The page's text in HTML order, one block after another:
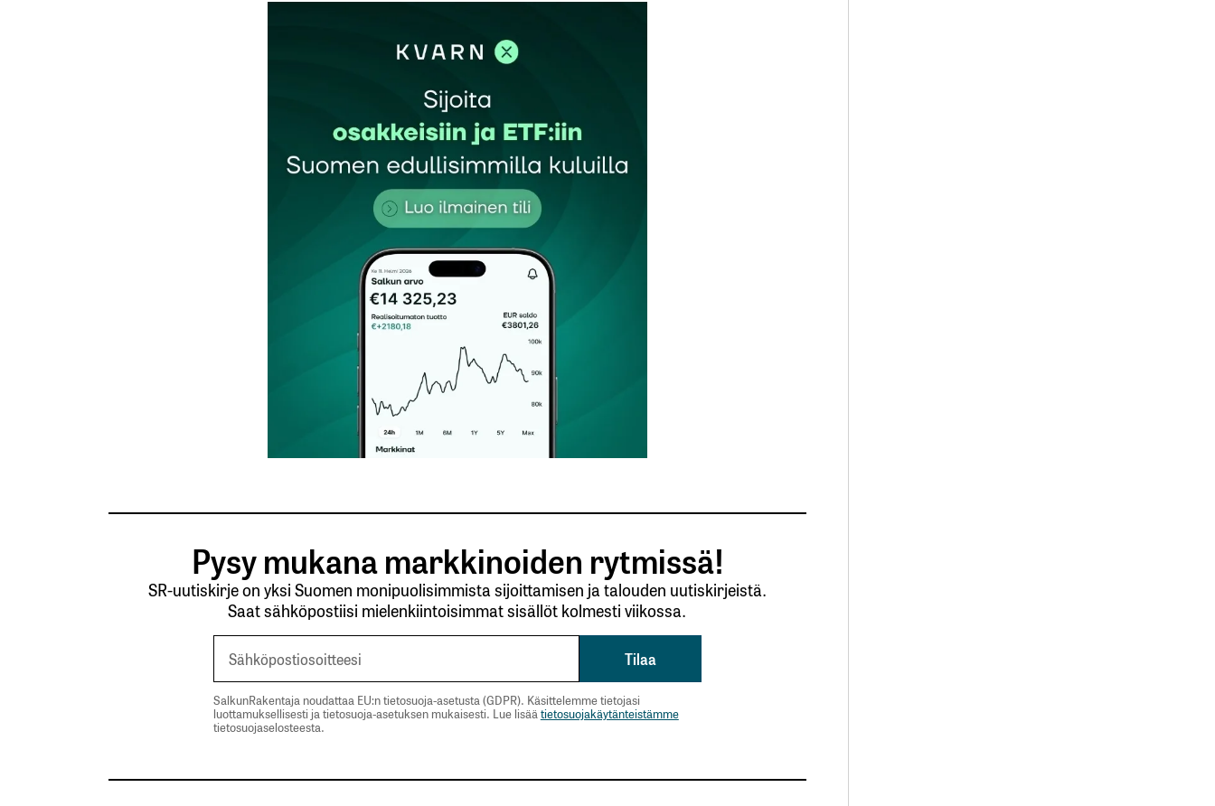
Pakolliset kentät on merkitty
Sähköpostiosoitteesi
Pysy mukana markkinoiden rytmissä!
SR-uutiskirje on yksi Suomen monipuolisimmista sijoittamisen ja talouden uutiskirjeistä.
Saat sähköpostiisi mielenkiintoisimmat sisällöt kolmesti viikossa.
SalkunRakentaja noudattaa EU:n tietosuoja-asetusta (GDPR). Käsittelemme tietojasi
luottamuksellisesti ja tietosuoja-asetuksen mukaisesti. Lue lisäätietosuojakäytänteistämme
tietosuojaselosteesta.